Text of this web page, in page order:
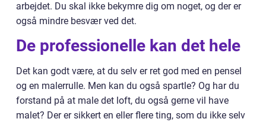
arbejdet. Du skal ikke bekymre dig om noget, og der er
også mindre besvær ved det.
De professionelle kan det hele
Det kan godt være, at du selv er ret god med en pensel
og en malerrulle. Men kan du også spartle? Og har du
forstand på at male det loft, du også gerne vil have
malet? Der er sikkert en eller flere ting, som du ikke selv